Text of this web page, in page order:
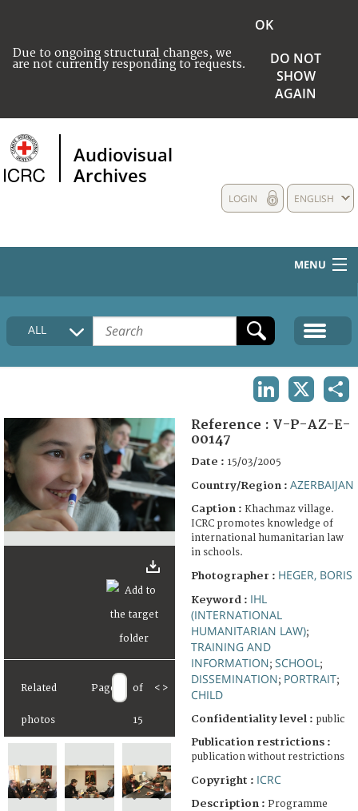
Due to ongoing structural changes, we
are not currently responding to requests.
OK
DO NOT
SHOW
AGAIN
Audiovisual
Archives
ENGLISH
LOGIN
MENU
HOME
COLLECTIONS DESCRIPTION
FAQ
ALL
Related
photos
Page of
15
< >
Reference : V-P-AZ-E-
00147
Date : 15/03/2005
Country/Region : AZERBAIJAN
Caption : Khachmaz village.
ICRC promotes knowledge of
international humanitarian law
in schools.
Photographer : HEGER, BORIS
Keyword : IHL
(INTERNATIONAL
HUMANITARIAN LAW);
TRAINING AND
INFORMATION; SCHOOL ;
DISSEMINATION; PORTRAIT;
CHILD
Confidentiality level : public
Publication restrictions :
publication without restrictions
Copyright : ICRC
Description : Programme